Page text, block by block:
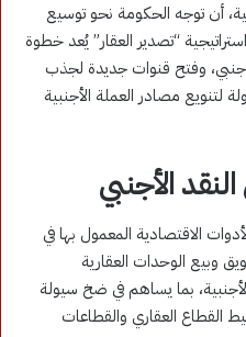
أن توجه الحكومة نحو توسيع
“تصدير العقار” يُعد خطوة
وفتح قنوات جديدة لجذب
لتنويع مصادر العملة الأجنبية
الأجنبي
الاقتصادية المعمول بها في
وبيع الوحدات العقارية
بما يساهم في ضخ سيولة
القطاع العقاري والقطاعات